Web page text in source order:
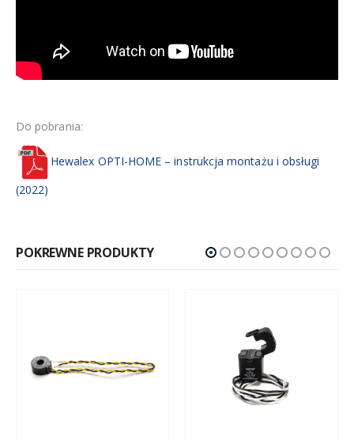
Do pobrania:
Hewalex OPTI-HOME – instrukcja montażu i obsługi
(2022)
POKREWNE PRODUKTY